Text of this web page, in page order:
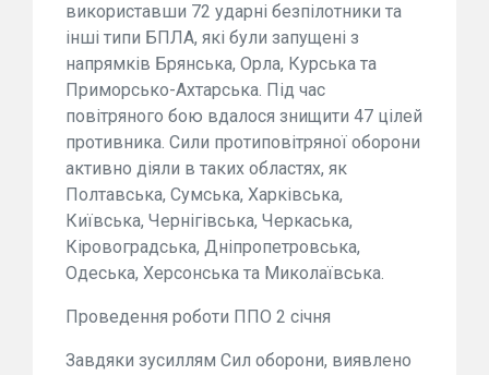
використавши 72 ударні безпілотники та
інші типи БПЛА, які були запущені з
напрямків Брянська, Орла, Курська та
Приморсько-Ахтарська. Під час
повітряного бою вдалося знищити 47 цілей
противника. Сили протиповітряної оборони
активно діяли в таких областях, як
Полтавська, Сумська, Харківська,
Київська, Чернігівська, Черкаська,
Кіровоградська, Дніпропетровська,
Одеська, Херсонська та Миколаївська.
Проведення роботи ППО 2 січня
Завдяки зусиллям Сил оборони, виявлено